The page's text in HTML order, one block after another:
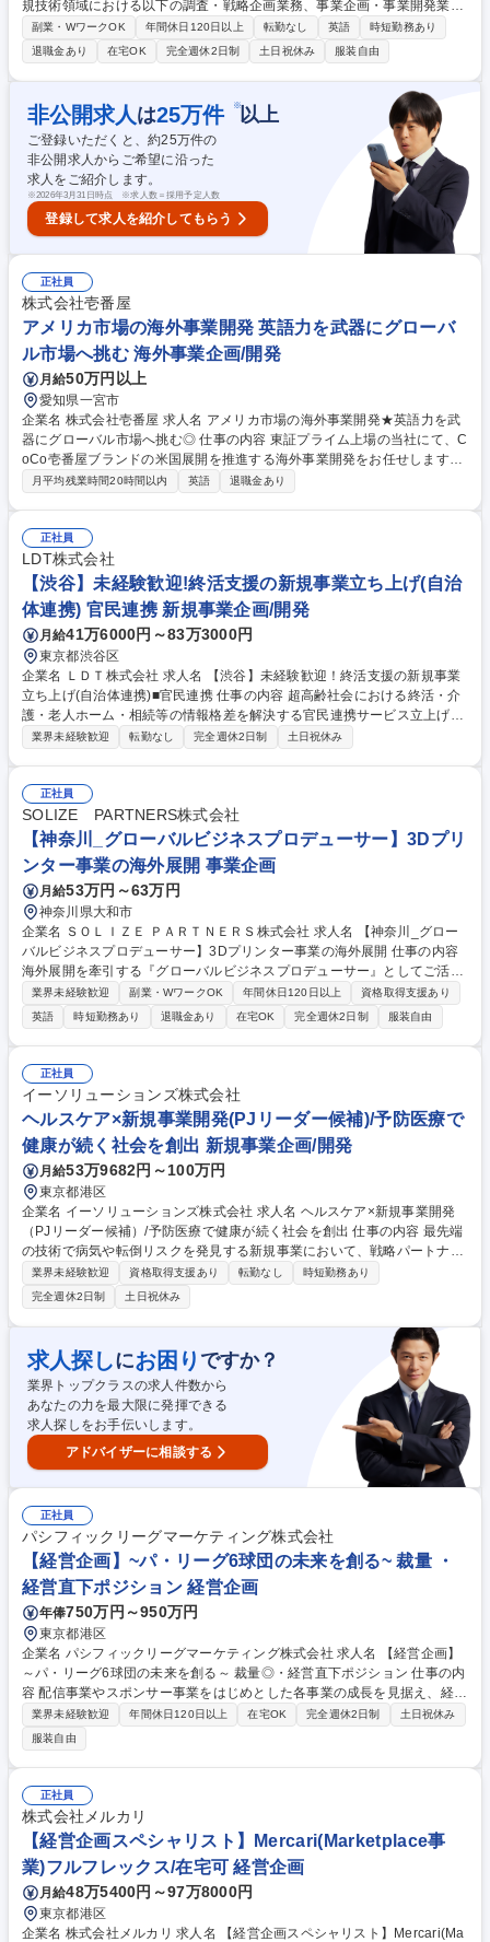
規技術領域における以下の調査・戦略企画業務、事業企画・事業開発業務
を中心に以下をお任せします。(新規事業や新興地域、新規技術に関する
調査やPOC、同領域でのPJ立ち上げや推進) 【詳細】 ■エンタテインメン
ト業界における新規事業/新興地域/新規技術領域の調査・戦略企画業務■同
領域における事業企画・事業開発業務■同領域における投資/M&A先の選
定・実行業務■社内/グループ内での情報連携業務■社長特命プロジェクト
の推進業務 ◎成長領域における新規事業（新規メディア含む）を0→1～
立ち上げまで自走で推進するポジションです。 募集職種 【事業企画・事
業開発】海外を中心としたエンタメの新規事業展開/フレックス
副業・WワークOK 年間休日120日以上 転勤なし 英語
時短勤務あり
退職金あり
在宅OK 完全週休2日制 土日祝休み 服装自由
非公開求人 は25万件 ※以上
ご登録いただくと、約25万件の
非公開求人からご希望に沿った
求人をご紹介します。
※2026年3月31日時点 ※求人数＝採用予定人数
登録して求人を紹介してもらう
正社員
株式会社壱番屋
アメリカ市場の海外事業開発 英語力を武器にグローバ
ル市場へ挑む 海外事業企画/開発
月給50万円以上
愛知県一宮市
企業名 株式会社壱番屋 求人名 アメリカ市場の海外事業開発★英語力を武
器にグローバル市場へ挑む◎ 仕事の内容 東証プライム上場の当社にて、C
oCo壱番屋ブランドの米国展開を推進する海外事業開発をお任せします。
英語力を活かし、将来的な海外出向を視野に入れたグローバルな市場開
の折衝、進捗管理およびリレーション構築 ■マーケティングリサーチ、現
地ニーズに合わせたメニュー・サービスの企画 ■新規出店に伴う各種手続
き、契約実務のサポートおよび開拓業務 ■現地店舗の運営状況のモニタリ
ングおよび業績改善に向けた指導・支援など 募集職種 アメリカ市場の海
外事業開発★英語力を武器にグローバル市場へ挑む◎
月平均残業時間20時間以内 英語 退職金あり
正社員
LDT株式会社
【渋谷】未経験歓迎!終活支援の新規事業立ち上げ(自治
体連携) 官民連携 新規事業企画/開発
月給41万6000円～83万3000円
東京都渋谷区
企業名 ＬＤＴ株式会社 求人名 【渋谷】未経験歓迎！終活支援の新規事業
立ち上げ(自治体連携)■官民連携 仕事の内容 超高齢社会における終活・介
護・老人ホーム・相続等の情報格差を解決する官民連携サービス立上げ。
自治体や地域包括支援センターとの関係構築を通じて、高齢者やそのご家
ック』の設置・活用提案を行います。終活、介護、老人ホーム、葬儀、相
続、不動産売却などの情報を住民へ届けることで、「どこに相談すればい
いかわからない」という課題を解決。住民サービス向上と自治体の相談対
応負荷軽減の両立を実現します。 【働きやすさ】有給取得率90%以上。1
時間単位で取得できます。 募集職種 【渋谷】未経験歓迎！終活支援の新
規事業立ち上げ(自治体連携)■官民連携
業界未経験歓迎 転勤なし 完全週休2日制 土日祝休み
正社員
SOLIZE PARTNERS株式会社
【神奈川_グローバルビジネスプロデューサー】3Dプリ
ンター事業の海外展開 事業企画
月給53万円～63万円
神奈川県大和市
企業名 ＳＯＬＩＺＥ ＰＡＲＴＮＥＲＳ株式会社 求人名 【神奈川_グロー
バルビジネスプロデューサー】3Dプリンター事業の海外展開 仕事の内容
海外展開を牽引する『グローバルビジネスプロデューサー』としてご活躍
いただきます。海外市場における新たな収益源の確立と事業拡大をミッシ
ョンとし、事業戦略の立案から実行までを一貫してリードいただきます
【具体的な業務内容】■海外市場の徹底的な調査と新規ビジネス戦略の立
案 ■3Dプリンター関連ビジネスの海外向け事業モデル構築と推進 ■海外グ
ループ会社や現地サプライヤーとの連携体制構築 ■新規ビジネス創出のた
めのパートナーシップ開拓と交渉 ■海外事業の事業計画策定、予実管理、
進捗管理と改善 ■海外展開における課題特定と解決策の立案・実行 募集職
種 【神奈川_グローバルビジネスプロデューサー】3Dプリンター事業の海
外展開
業界未経験歓迎 副業・WワークOK 年間休日120日以上
資格取得支援あり
英語
時短勤務あり 退職金あり 在宅OK 完全週休2日制 服装自由
正社員
イーソリューションズ株式会社
ヘルスケア×新規事業開発(PJリーダー候補)/予防医療で
健康が続く社会を創出 新規事業企画/開発
月給53万9682円～100万円
東京都港区
企業名 イーソリューションズ株式会社 求人名 ヘルスケア×新規事業開発
（PJリーダー候補）/予防医療で健康が続く社会を創出 仕事の内容 最先端
の技術で病気や転倒リスクを発見する新規事業において、戦略パートナー
への出資・協業提案から、現場での実証実験、共同マーケティングまで、
自ら泥臭く手を動かし推進する主導者を募集します。 ■未来の社会図（シ
ナリオ）の設計：5～10年後に必要なヘルスケア技術やインフラを考え、
事業構想を自ら練り上げます。 ■協働者を集める：大手企業や病院へ「出
資・協業」の提案を行い、実務の最前線に立ってプロジェクトを立ち上げ
ます。 ■ルール作り：新規事業の実現を阻む規制がある場合は、政府への
働きかけを自ら主導します。 ■プロジェクト推進：利害関係を泥臭く調整
し、合意形成を図り前進させます。 募集職種 ヘルスケア×新規事業開発
（PJリーダー候補）/予防医療で健康が続く社会を創出
業界未経験歓迎 資格取得支援あり 転勤なし
時短勤務あり
完全週休2日制
土日祝休み
求人探しにお困り ですか？
業界トップクラスの求人件数から
あなたの力を最大限に発揮できる
求人探しをお手伝いします。
アドバイザーに相談する
正社員
パシフィックリーグマーケティング株式会社
【経営企画】~パ・リーグ6球団の未来を創る~ 裁量 ・
経営直下ポジション 経営企画
年俸750万円～950万円
東京都港区
企業名 パシフィックリーグマーケティング株式会社 求人名 【経営企画】
～パ・リーグ6球団の未来を創る～ 裁量◎・経営直下ポジション 仕事の内
容 配信事業やスポンサー事業をはじめとした各事業の成長を見据え、経営
戦略の立案から業績管理、投資検討まで幅広く担当。各部門と連携しなが
ら事業成長を加速させるための企画・分析・推進を担うコアメンバーで
す。 【詳細】■事業成長の推進・戦略検討：業績管理、戦略検討、戦略達
成に向けた各部門とのリレーション構築 ■経営戦略の策定・実行： 中長期
の経営計画、業績目標の策定とその達成に向けた進捗管理・アクションプ
ランの推進 ■組織基盤の構築：会社規模拡大に伴う社内規程・ガイドライ
ンの整備やガバナンス体制の強化 ■経営層直下のスタッフとして会社経営
における意思決定や重要案件のサポート 募集職種 【経営企画】～パ・リ
ーグ6球団の未来を創る～ 裁量◎・経営直下ポジション
業界未経験歓迎 年間休日120日以上 在宅OK 完全週休2日制
土日祝休み
服装自由
正社員
株式会社メルカリ
【経営企画スペシャリスト】Mercari(Marketplace事
業)フルフレックス/在宅可 経営企画
月給48万5400円～97万8000円
東京都港区
企業名 株式会社メルカリ 求人名 【経営企画スペシャリスト】Mercari(Ma